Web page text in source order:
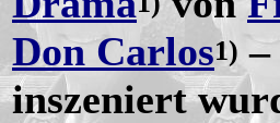
Don Carlos1) –
inszeniert